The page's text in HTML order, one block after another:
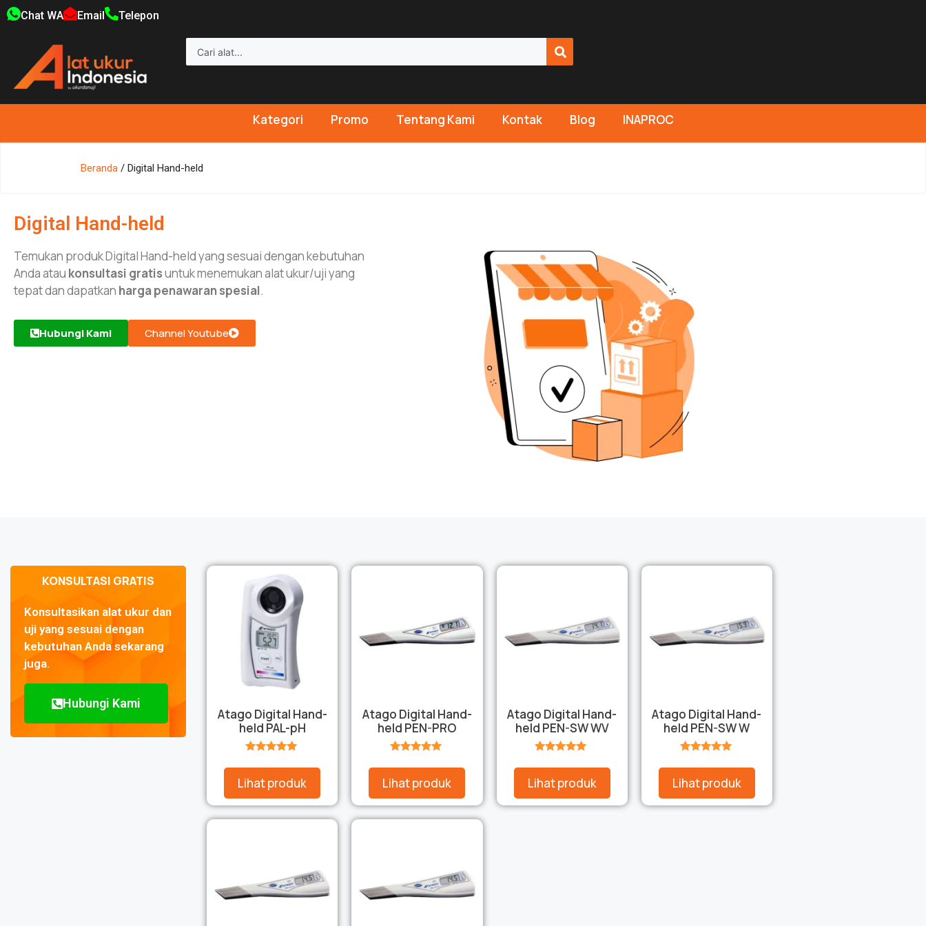
Chat WA Email Telepon
Kategori Promo Tentang Kami Kontak Blog INAPROC
Beranda / Digital Hand-held
Digital Hand-held
Temukan produk Digital Hand-held yang sesuai dengan kebutuhan
Anda atau konsultasi gratisuntuk menemukan alat ukur/uji yang
tepat dan dapatkan harga penawaran spesial.
Hubungi Kami Channel Youtube
KONSULTASI GRATIS
Konsultasikan alat ukur dan
uji yang sesuai dengan
kebutuhan Anda sekarang
juga.
Hubungi Kami
Atago Digital Hand-
held PAL-pH
Lihat produk
Atago Digital Hand-
held PEN-PRO
Lihat produk
Atago Digital Hand-
held PEN-SW WV
Lihat produk
Atago Digital Hand-
held PEN-SW W
Lihat produk